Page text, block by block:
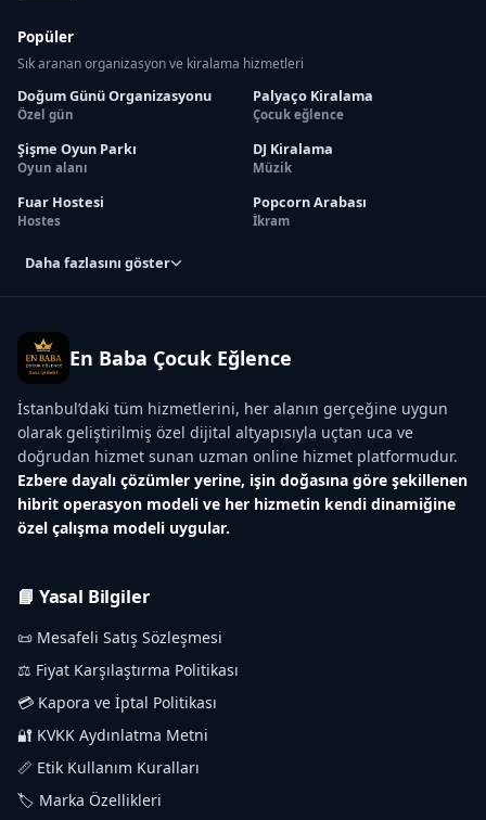
Popüler
Sık aranan organizasyon ve kiralama hizmetleri
Doğum Günü Organizasyonu
Özel gün
Palyaço Kiralama
Çocuk eğlence
Şişme Oyun Parkı
Oyun alanı
DJ Kiralama
Müzik
Fuar Hostesi
Hostes
Popcorn Arabası
İkram
Daha fazlasını göster
En Baba Çocuk Eğlence
İstanbul’daki tüm hizmetlerini, her alanın gerçeğine uygun
olarak geliştirilmiş özel dijital altyapısıyla uçtan uca ve
doğrudan hizmet sunan uzman online hizmet platformudur.
Ezbere dayalı çözümler yerine, işin doğasına göre şekillenen
hibrit operasyon modeli ve her hizmetin kendi dinamiğine
özel çalışma modeli uygular.
📘 Yasal Bilgiler
📜 Mesafeli Satış Sözleşmesi
⚖️ Fiyat Karşılaştırma Politikası
💳 Kapora ve İptal Politikası
🔐 KVKK Aydınlatma Metni
📏 Etik Kullanım Kuralları
🏷️ Marka Özellikleri